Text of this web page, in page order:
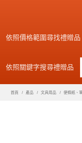
依照價格範圍尋找禮贈品
依照關鍵字搜尋禮贈品
首頁 產品 文具用品 便條紙、